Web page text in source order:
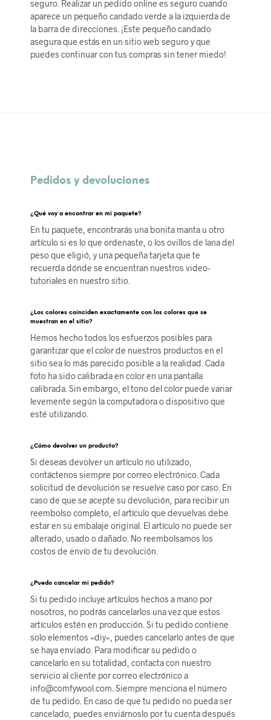
seguro. Realizar un pedido online es seguro cuando
aparece un pequeño candado verde a la izquierda de
la barra de direcciones. ¡Este pequeño candado
asegura que estás en un sitio web seguro y que
puedes continuar con tus compras sin tener miedo!
Pedidos y devoluciones
¿Qué voy a encontrar en mi paquete?
En tu paquete, encontrarás una bonita manta u otro
artículo si es lo que ordenaste, o los ovillos de lana del
peso que eligió, y una pequeña tarjeta que te
recuerda dónde se encuentran nuestros video-
tutoriales en nuestro sitio.
¿Los colores coinciden exactamente con los colores que se
muestran en el sitio?
Hemos hecho todos los esfuerzos posibles para
garantizar que el color de nuestros productos en el
sitio sea lo más parecido posible a la realidad. Cada
foto ha sido calibrada en color en una pantalla
calibrada. Sin embargo, el tono del color puede variar
levemente según la computadora o dispositivo que
esté utilizando.
¿Cómo devolver un producto?
Si deseas devolver un artículo no utilizado,
contáctenos siempre por correo electrónico. Cada
solicitud de devolución se resuelve caso por caso. En
caso de que se acepte su devolución, para recibir un
reembolso completo, el artículo que devuelvas debe
estar en su embalaje original. El artículo no puede ser
alterado, usado o dañado. No reembolsamos los
costos de envío de tu devolución.
¿Puedo cancelar mi pedido?
Si tu pedido incluye artículos hechos a mano por
nosotros, no podrás cancelarlos una vez que estos
artículos estén en producción. Si tu pedido contiene
solo elementos «diy», puedes cancelarlo antes de que
se haya enviado. Para modificar su pedido o
cancelarlo en su totalidad, contacta con nuestro
servicio al cliente por correo electrónico a
info@comfywool.com. Siempre menciona el número
de tu pedido. En caso de que tu pedido no pueda ser
cancelado, puedes enviárnoslo por tu cuenta después